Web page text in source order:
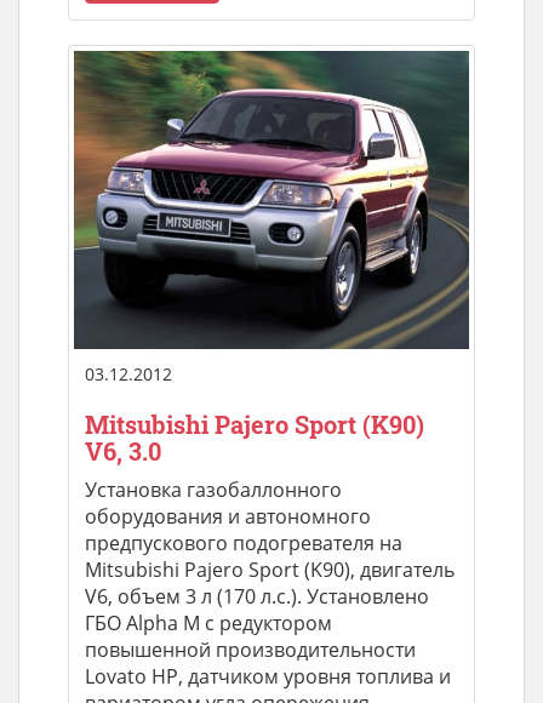
03.12.2012
Mitsubishi Pajero Sport (K90)
V6, 3.0
Установка газобаллонного
оборудования и автономного
предпускового подогревателя на
Mitsubishi Pajero Sport (K90), двигатель
V6, объем 3 л (170 л.с.). Установлено
ГБО Alpha M с редуктором
повышенной производительности
Lovato HP, датчиком уровня топлива и